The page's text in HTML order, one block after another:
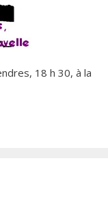
18 h 30, à la